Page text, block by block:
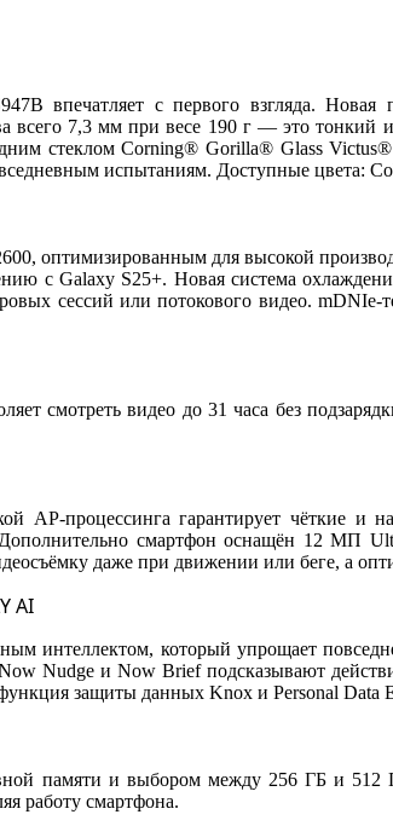
впечатляет с первого взгляда.
всего 7,3 мм при весе 190 г — это
стеклом Corning® Gorilla® Glass
испытаниям. Доступные цвета:
оптимизированным для высокой
с Galaxy S25+. Новая система
сессий или потокового видео. mDNIe-
смотреть видео до 31 часа без
AP-процессинга гарантирует чёткие и
смартфон оснащён 12 МП
даже при движении или беге, а
AI
интеллектом, который упрощает
Nudge и Now Brief подсказывают
защиты данных Knox и Personal
памяти и выбором между 256 ГБ и
работу смартфона.